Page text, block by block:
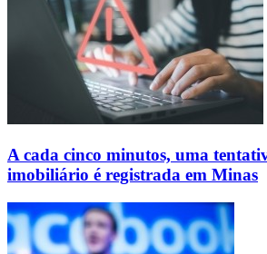
A cada cinco minutos, uma
imobiliário é registrada em Minas